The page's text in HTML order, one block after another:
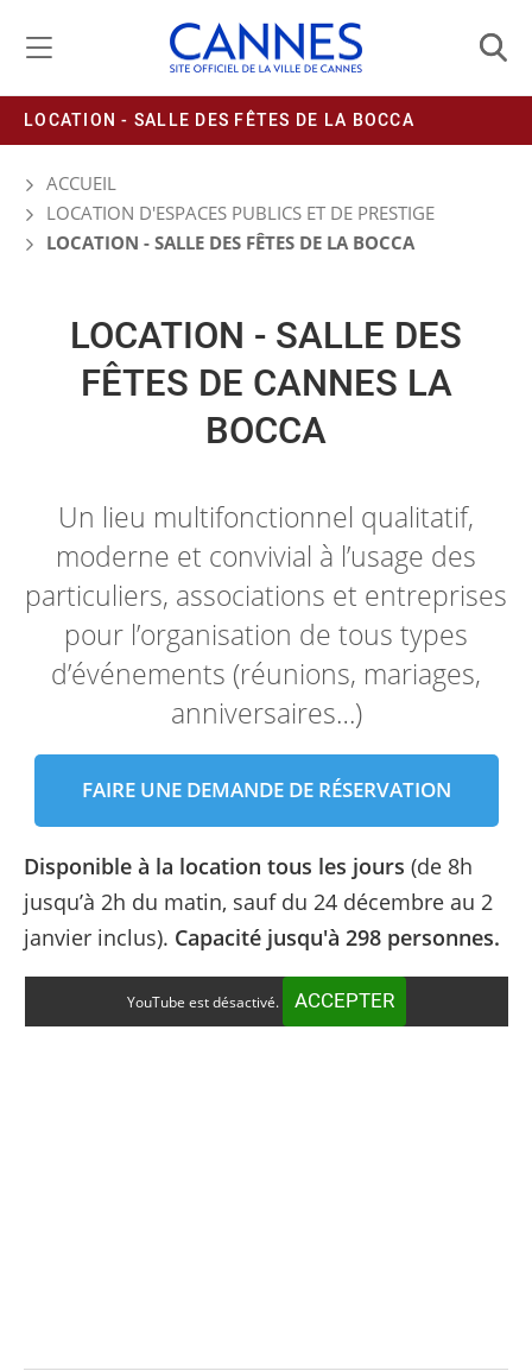
LOCATION - SALLE DES FÊTES DE LA BOCCA
ACCUEIL
LOCATION D'ESPACES PUBLICS ET DE PRESTIGE
LOCATION - SALLE DES FÊTES DE LA BOCCA
LOCATION - SALLE DES
FÊTES DE CANNES LA
BOCCA
Un lieu multifonctionnel qualitatif,
moderne et convivial à l’usage des
particuliers, associations et entreprises
pour l’organisation de tous types
d’événements (réunions, mariages,
anniversaires…)
FAIRE UNE DEMANDE DE RÉSERVATION
Disponible à la location tous les jours(de 8h
jusqu’à 2h du matin, sauf du 24 décembre au 2
janvier inclus). Capacité jusqu'à 298 personnes.
YouTube est désactivé. ACCEPTER